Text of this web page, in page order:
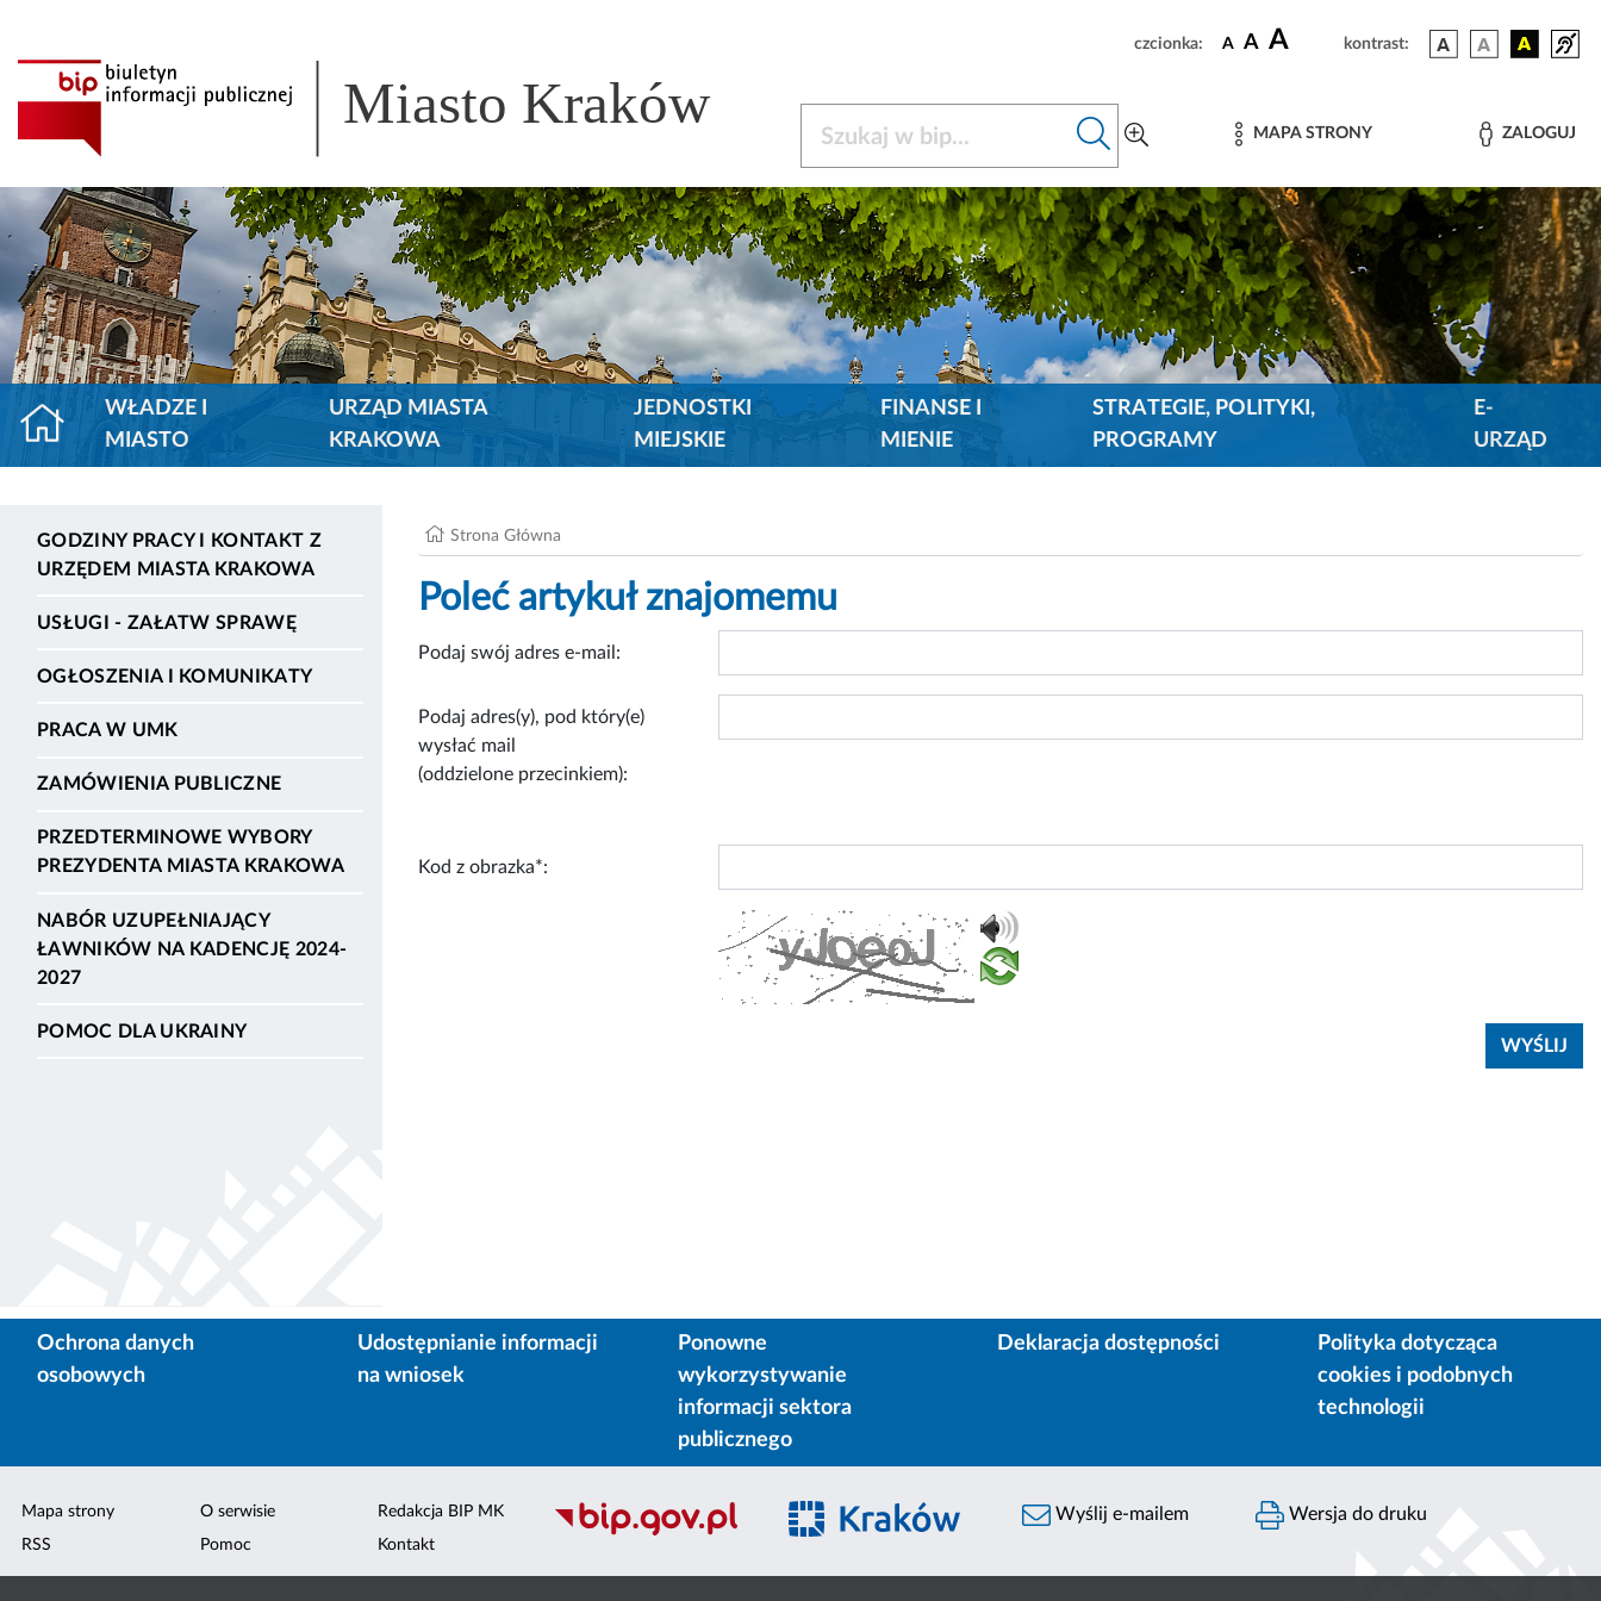
czcionka: A A A kontrast:
Miasto Kraków MAPA STRONY ZALOGUJ
WŁADZE I
MIASTO
URZĄD MIASTA
KRAKOWA
JEDNOSTKI
MIEJSKIE
FINANSE I
MIENIE
STRATEGIE, POLITYKI,
PROGRAMY
E-
URZĄD
GODZINY PRACY I KONTAKT Z
URZĘDEM MIASTA KRAKOWA
USŁUGI - ZAŁATW SPRAWĘ
OGŁOSZENIA I KOMUNIKATY
PRACA W UMK
ZAMÓWIENIA PUBLICZNE
PRZEDTERMINOWE WYBORY
PREZYDENTA MIASTA KRAKOWA
NABÓR UZUPEŁNIAJĄCY
ŁAWNIKÓW NA KADENCJĘ 2024-
2027
POMOC DLA UKRAINY
Strona Główna
Poleć artykuł znajomemu
Podaj swój adres e-mail:
Podaj adres(y), pod który(e)
wysłać mail
(oddzielone przecinkiem):
Kod z obrazka*:
Ochrona danych
osobowych
Udostępnianie informacji
na wniosek
Ponowne
wykorzystywanie
informacji sektora
publicznego
Deklaracja dostępności
Polityka dotycząca
cookies i podobnych
technologii
Mapa strony
RSS
O serwisie
Pomoc
Redakcja BIP MK
Kontakt
Wyślij e-mailem Wersja do druku